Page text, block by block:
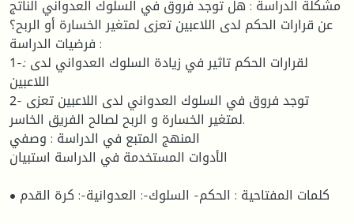
مشكلة الدراسة : هل توجد فروق في السلوك العدواني الناتج
عن قرارات الحكم لدى اللاعبين تعزى لمتغير الخسارة أو الربح؟
فرضيات الدراسة :
1-.: لقرارات الحكم تاثير في زيادة السلوك العدواني لدى
اللاعبين
2- توجد فروق في السلوك العدواني لدى اللاعبين تعزى
لمتغير الخسارة و الربح لصالح الفريق الخاسر.
المنهج المتبع في الدراسة : وصفي
الأدوات المستخدمة في الدراسة استبيان
• كلمات المفتاحية : الحكم- السلوك-: العدوانية-: كرة القدم